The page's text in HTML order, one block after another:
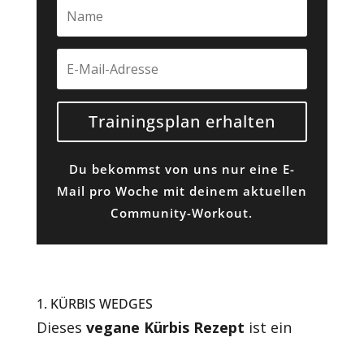
Trainingsplan erhalten
Du bekommst von uns nur eine E-
Mail pro Woche mit deinem aktuellen
Community-Workout.
1. KÜRBIS WEDGES
Dieses vegane Kürbis Rezept ist ein